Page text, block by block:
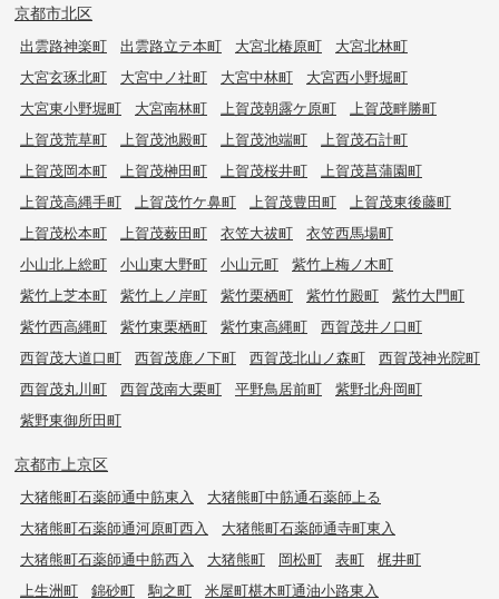
京都市北区
出雲路神楽町 出雲路立テ本町 大宮北椿原町
大宮北林町
大宮玄琢北町
大宮中ノ社町 大宮中林町
大宮西小野堀町
大宮東小野堀町
大宮南林町 上賀茂朝露ケ原町
上賀茂畔勝町
上賀茂荒草町
上賀茂池殿町 上賀茂池端町
上賀茂石計町
上賀茂岡本町
上賀茂榊田町 上賀茂桜井町
上賀茂菖蒲園町
上賀茂高縄手町
上賀茂竹ケ鼻町 上賀茂豊田町
上賀茂東後藤町
上賀茂松本町
上賀茂薮田町 衣笠大祓町
衣笠西馬場町
小山北上総町
小山東大野町 小山元町
紫竹上梅ノ木町
紫竹上芝本町
紫竹上ノ岸町 紫竹栗栖町 紫竹竹殿町
紫竹大門町
紫竹西高縄町
紫竹東栗栖町 紫竹東高縄町
西賀茂井ノ口町
西賀茂大道口町
西賀茂鹿ノ下町 西賀茂北山ノ森町
西賀茂神光院町
西賀茂丸川町
西賀茂南大栗町 平野鳥居前町
紫野北舟岡町
紫野東御所田町
京都市上京区
大猪熊町石薬師通中筋東入
大猪熊町中筋通石薬師上る
大猪熊町石薬師通河原町西入
大猪熊町石薬師通寺町東入
大猪熊町石薬師通中筋西入
大猪熊町 岡松町 表町
梶井町
上生洲町
錦砂町 駒之町
米屋町椹木町通油小路東入